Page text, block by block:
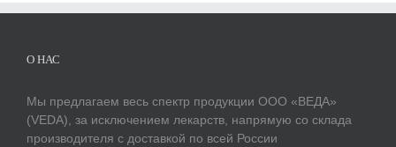
О НАС
Мы предлагаем весь спектр продукции ООО «ВЕДА»
(VEDA), за исключением лекарств, напрямую со склада
производителя с доставкой по всей России